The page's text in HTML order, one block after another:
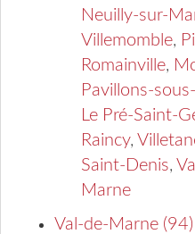
Neuilly-sur-
Villemomble,
Romainville,
Pavillons-
Le Pré-Saint-
Raincy,
Saint-Denis,
Marne
Val-de-Marne (94)